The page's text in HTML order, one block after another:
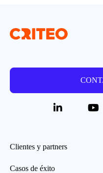
Clientes y partners
Casos de éxito